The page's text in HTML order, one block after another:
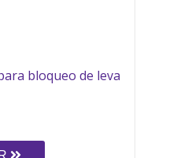
bloqueo de leva